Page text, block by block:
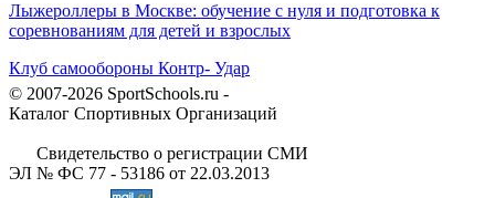
Лыжероллеры в Москве: обучение с нуля и подготовка к
соревнованиям для детей и взрослых
Клуб самообороны Контр- Удар
© 2007-2026 SportSchools.ru -
Каталог Спортивных Организаций
Свидетельство о регистрации СМИ
ЭЛ № ФС 77 - 53186 от 22.03.2013